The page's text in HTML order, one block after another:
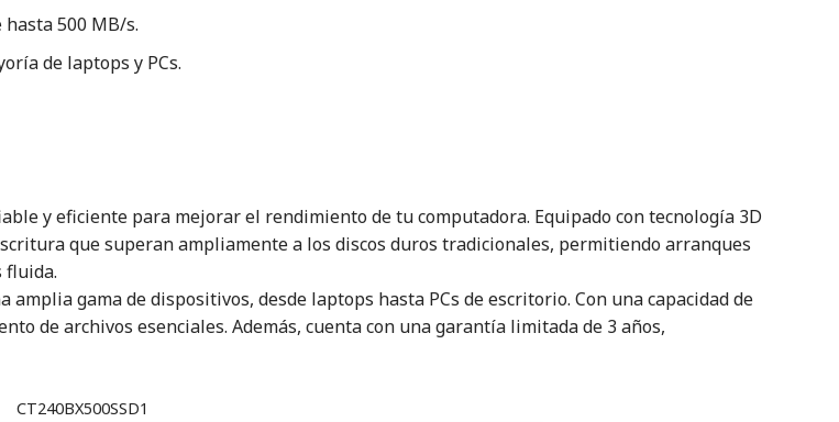
500 MB/s.
de laptops y PCs.
y eficiente para mejorar el rendimiento de tu computadora. Equipado con tecnología 3D
que superan ampliamente a los discos duros tradicionales, permitiendo arranques
fluida.
gama de dispositivos, desde laptops hasta PCs de escritorio. Con una capacidad de
de archivos esenciales. Además, cuenta con una garantía limitada de 3 años,
CT240BX500SSD1